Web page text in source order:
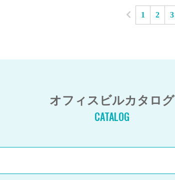
1 2 3
オフィスビルカタログ
CATALOG